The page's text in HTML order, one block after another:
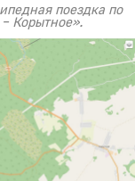
поездка по
Корытное».